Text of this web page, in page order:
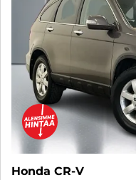
Honda CR-V